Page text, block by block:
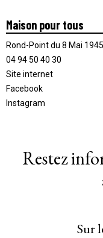
Maison pour tous
Rond-Point du 8 Mai
04 94 50 40 30
Site internet
Facebook
Instagram
Restez
Sur